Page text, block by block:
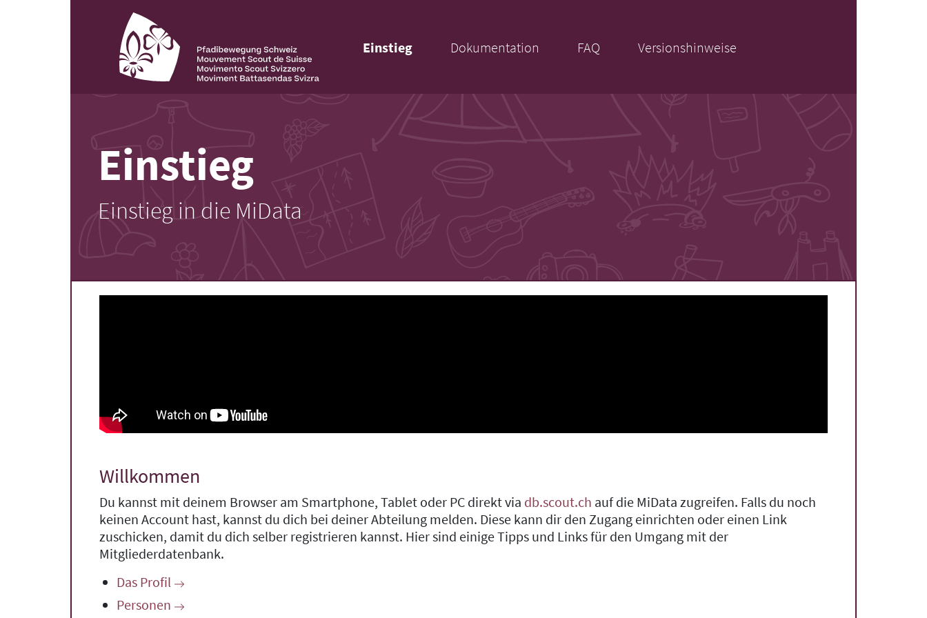
Einstieg Dokumentation FAQ Versionshinweise
Einstieg
Einstieg in die MiData
Willkommen
Du kannst mit deinem Browser am Smartphone, Tablet oder PC direkt via db.scout.ch auf die MiData zugreifen. Falls du noch
keinen Account hast, kannst du dich bei deiner Abteilung melden. Diese kann dir den Zugang einrichten oder einen Link
zuschicken, damit du dich selber registrieren kannst. Hier sind einige Tipps und Links für den Umgang mit der
Mitgliederdatenbank.
Das Profil
Personen